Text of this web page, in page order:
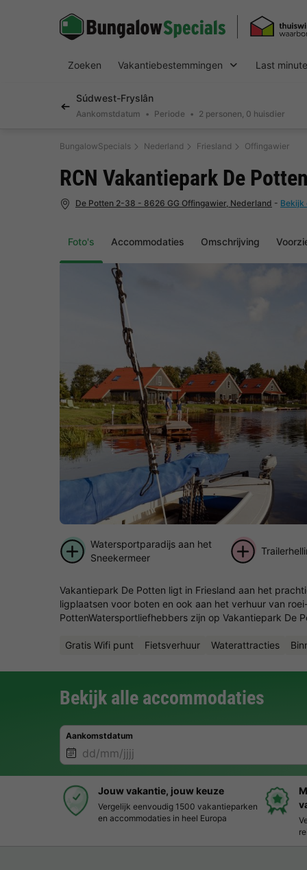
Zoeken Vakantiebestemmingen Last
Súdwest-Fryslân
Aankomstdatum Periode 2 personen, 0 huisdier
BungalowSpecials Nederland Friesland Offingawier
Foto's Accommodaties Omschrijving
RCN Vakantiepark De
De Potten 2-38 - 8626 GG Offingawier, Nederland - Bekijk
Watersportparadijs aan het
Sneekermeer
Vakantiepark De Potten ligt in Friesland aan het
ligplaatsen voor boten en ook aan het verhuur van
PottenWatersportliefhebbers zijn op Vakantiepark De
Gratis Wifi punt Fietsverhuur Waterattracties
Bekijk alle accommodaties
Aankomstdatum
Jouw vakantie, jouw keuze
Vergelijk eenvoudig 1500 vakantieparken
en accommodaties in heel Europa